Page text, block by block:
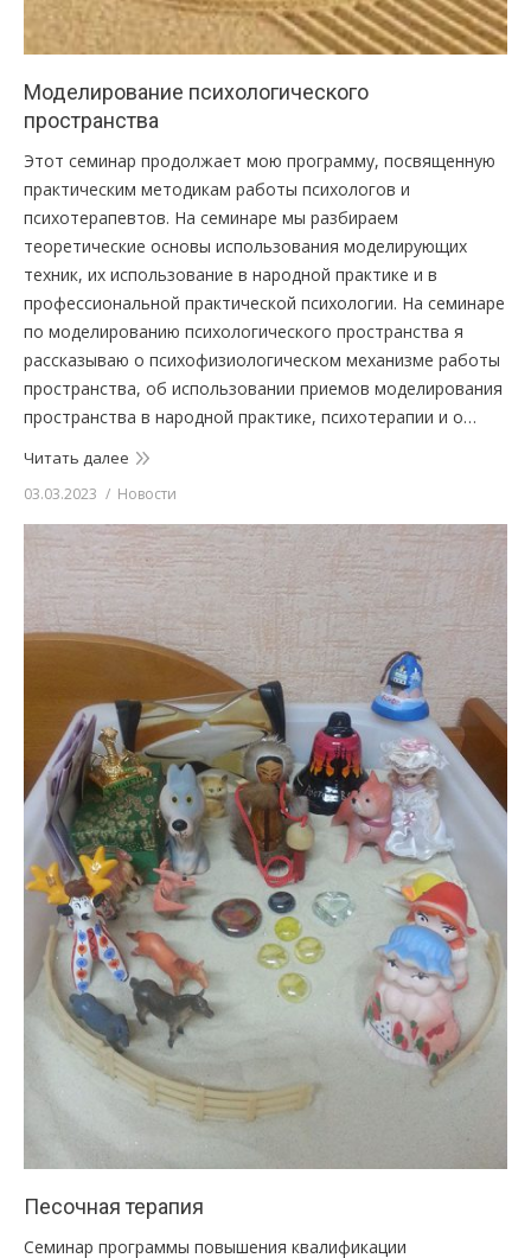
Моделирование психологического
пространства
Этот семинар продолжает мою программу, посвященную
практическим методикам работы психологов и
психотерапевтов. На семинаре мы разбираем
теоретические основы использования моделирующих
техник, их использование в народной практике и в
профессиональной практической психологии. На семинаре
по моделированию психологического пространства я
рассказываю о психофизиологическом механизме работы
пространства, об использовании приемов моделирования
пространства в народной практике, психотерапии и о…
Читать далее
03.03.2023 Новости
Песочная терапия
Семинар программы повышения квалификации